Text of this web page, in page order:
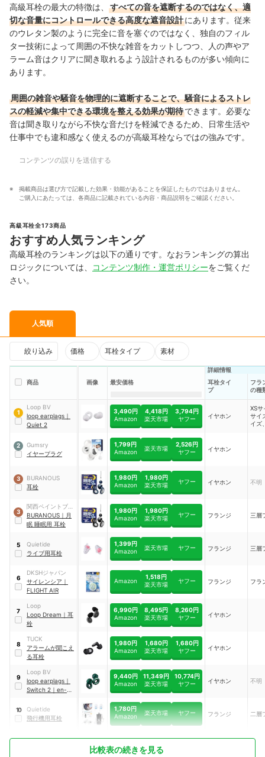
高級耳栓の最大の特徴は、
すべての音を遮断するのではなく、適
切な音量にコントロールできる高度な遮音設計にあります。従来
のウレタン製のように完全に音を塞ぐのではなく、独自のフィル
ター技術によって周囲の不快な雑音をカットしつつ、人の声やア
ラーム音はクリアに聞き取れるよう設計されるものが多い傾向に
あります。
周囲の雑音や騒音を物理的に遮断することで、騒音によるストレ
スの軽減や集中できる環境を整える効果が期待できます。必要な
音は聞き取りながら不快な音だけを軽減できるため、日常生活や
仕事中でも違和感なく使えるのが高級耳栓ならではの強みです。
コンテンツの誤りを送信する
掲載商品は選び方で記載した効果・効能があることを保証したものではありません。
ご購入にあたっては、各商品に記載されている内容・商品説明をご確認ください。
高級耳栓全173商品
おすすめ人気ランキング
高級耳栓のランキングは以下の通りです。なおランキングの算出
ロジックについては、
コンテンツ制作・運営ポリシーをご覧くだ
さい。
人気順
絞り込み 価格 耳栓タイプ 素材
商品 画像 最安価格
詳細情報
耳栓タイ
プ
フラ
の種
1
Loop BV
loop earplags ｜
Quiet 2
3,490円
Amazon
4,418円
楽天市場
3,794円
ヤフー
イヤホン
XSサ
サイ
イズ
2
Gumsry
イヤープラグ
1,799円
Amazon
楽天市場
2,526円
ヤフー
イヤホン
3
BURANOUS
耳栓
1,980円
Amazon
1,980円
楽天市場
ヤフー イヤホン 不明
3
関西ペイントブラ
ーノ
BURANOUS ｜ 月
眠 睡眠用 耳栓
1,980円
Amazon
1,980円
楽天市場
ヤフー フランジ 三層
5
Quietide
ライブ用耳栓
1,399円
Amazon
楽天市場 ヤフー フランジ 三層
6
DKSHジャパン
サイレンシア ｜
FLIGHT AIR
Amazon
1,518円
楽天市場
ヤフー フランジ フラ
7
Loop
Loop Dream ｜ 耳
栓
6,990円
Amazon
8,495円
楽天市場
8,260円
ヤフー
イヤホン
8
TUCK
アラームが聞こえ
る耳栓
1,980円
Amazon
1,680円
楽天市場
1,680円
ヤフー
イヤホン
9
Loop BV
loop earplags ｜
Switch 2 ｜ en-
9,440円
Amazon
11,349円
楽天市場
10,774円
ヤフー
イヤホン 不明
10
Quietide
飛行機用耳栓
1,780円
Amazon
楽天市場 ヤフー フランジ 二層
比較表の続きを見る